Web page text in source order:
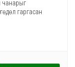
чанарыг
гаргасан